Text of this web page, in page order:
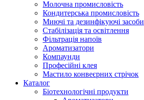
Молочна промисловість
Кондитерська промисловість
Миючі та дезинфікуючі засоби
Стабілізація та освітлення
Фільтрація напоїв
Ароматизатори
Компаунди
Професійні клея
Мастило конвеєрних стрічок
Каталог
Біотехнологічні продукти